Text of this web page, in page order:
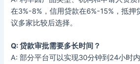
在3%-8%，信用贷款在6%-15%，抵押
议多家比较后选择。
Q: 贷款审批需要多长时间？
A: 部分平台可以实现30分钟到24小时